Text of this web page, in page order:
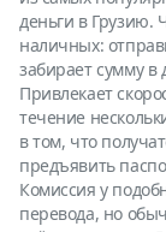
деньги в Грузию.
наличных:
забирает сумму в
Привлекает
течение
в том, что
предъявить
Комиссия у
перевода, но